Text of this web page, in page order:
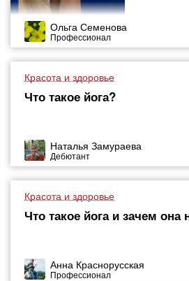
Ольга Семенова
Профессионал
Красота и здоровье
Что такое йога?
Наталья Замураева
Дебютант
Красота и здоровье
Что такое йога и зачем она
Анна Краснорусская
Профессионал